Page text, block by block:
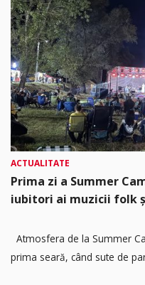
ACTUALITATE
Prima zi a Summer
iubitori ai muzicii folk
Atmosfera de la Summer
prima seară, când sute de